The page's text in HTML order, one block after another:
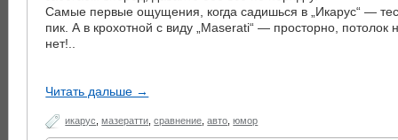
Самые первые ощущения, когда садишься в „Икарус“ —
пик. А в крохотной с виду „Maserati“ — просторно, потолок
нет!..
Читать дальше →
икарус ,мазератти ,сравнение ,авто ,юмор